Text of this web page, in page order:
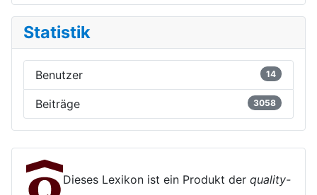
Statistik
Benutzer 14
Beiträge 3058
Dieses Lexikon ist ein Produkt der quality-